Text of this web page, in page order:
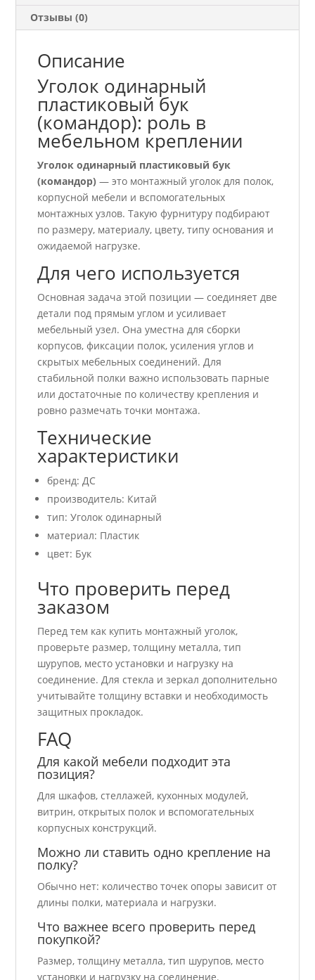
Отзывы (0)
Описание
Уголок одинарный
пластиковый бук
(командор): роль в
мебельном креплении
Уголок одинарный пластиковый бук
(командор) — это монтажный уголок для полок,
корпусной мебели и вспомогательных
монтажных узлов. Такую фурнитуру подбирают
по размеру, материалу, цвету, типу основания и
ожидаемой нагрузке.
Для чего используется
Основная задача этой позиции — соединяет две
детали под прямым углом и усиливает
мебельный узел. Она уместна для сборки
корпусов, фиксации полок, усиления углов и
скрытых мебельных соединений. Для
стабильной полки важно использовать парные
или достаточные по количеству крепления и
ровно размечать точки монтажа.
Технические
характеристики
бренд: ДС
производитель: Китай
тип: Уголок одинарный
материал: Пластик
цвет: Бук
Что проверить перед
заказом
Перед тем как купить монтажный уголок,
проверьте размер, толщину металла, тип
шурупов, место установки и нагрузку на
соединение. Для стекла и зеркал дополнительно
учитывайте толщину вставки и необходимость
защитных прокладок.
FAQ
Для какой мебели подходит эта
позиция?
Для шкафов, стеллажей, кухонных модулей,
витрин, открытых полок и вспомогательных
корпусных конструкций.
Можно ли ставить одно крепление на
полку?
Обычно нет: количество точек опоры зависит от
длины полки, материала и нагрузки.
Что важнее всего проверить перед
покупкой?
Размер, толщину металла, тип шурупов, место
установки и нагрузку на соединение.